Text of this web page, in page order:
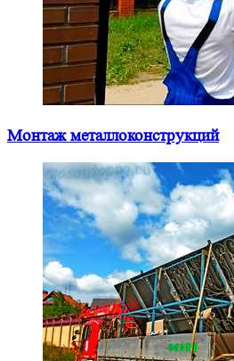
Монтаж металлоконструкций